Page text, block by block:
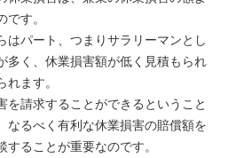
す。
はパート、つまりサラリーマンとし
多く、休業損害額が低く見積もられ
ます。
を請求することができるということ
なるべく有利な休業損害の賠償額を
ることが重要なのです。